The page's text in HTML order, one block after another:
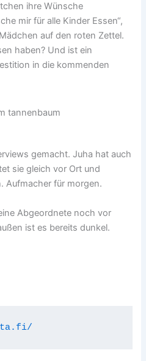
ihre Wünsche
mir für alle Kinder Essen“,
auf den roten Zettel.
haben? Und ist ein
in die kommenden
gemacht. Juha hat auch
sie gleich vor Ort und
Aufmacher für morgen.
Abgeordnete noch vor
ist es bereits dunkel.